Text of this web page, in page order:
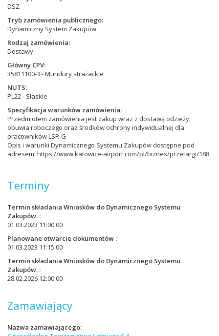
DSZ
Tryb zamówienia publicznego
Dynamiczny System Zakupów
Rodzaj zamówienia
Dostawy
Główny CPV
35811100-3 - Mundury strażackie
NUTS
PL22 - Slaskie
Specyfikacja warunków zamówienia
Przedmiotem zamówienia jest zakup wraz z dostawą odzieży,
obuwia roboczego oraz środków ochrony indywidualnej dla
pracowników LSR-G
Opis i warunki Dynamicznego Systemu Zakupów dostępne pod
adresem: https://www.katowice-airport.com/pl/biznes/przetargi/188
Terminy
Termin składania Wniosków do Dynamicznego Systemu
Zakupów.
01.03.2023 11:00:00
Planowane otwarcie dokumentów
01.03.2023 11:15:00
Termin składania Wniosków do Dynamicznego Systemu
Zakupów.
28.02.2026 12:00:00
Zamawiający
Nazwa zamawiającego